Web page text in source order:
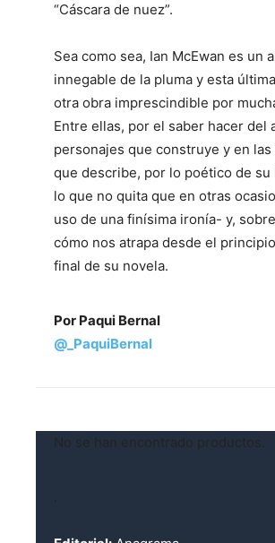
“Cáscara de nuez”.
Sea como sea, Ian McEwan es un
innegable de la pluma y esta
otra obra imprescindible por
Entre ellas, por el saber hacer del
personajes que construye y en
que describe, por lo poético de su
lo que no quita que en otras
uso de una finísima ironía- y,
cómo nos atrapa desde el
final de su novela.
Por Paqui Bernal
@_PaquiBernal
No se han encontrado productos.
.